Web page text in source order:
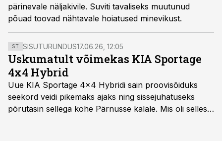
pärinevale näljakivile. Suviti tavaliseks muutunud
põuad toovad nähtavale hoiatused minevikust.
ST SISUTURUNDUS17.06.26, 12:05
Uskumatult võimekas KIA Sportage
4x4 Hybrid
Uue KIA Sportage 4x4 Hybridi sain proovisõiduks
seekord veidi pikemaks ajaks ning sissejuhatuseks
põrutasin sellega kohe Pärnusse kalale. Mis oli selles